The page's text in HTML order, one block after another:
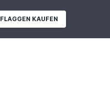
FLAGGEN KAUFEN